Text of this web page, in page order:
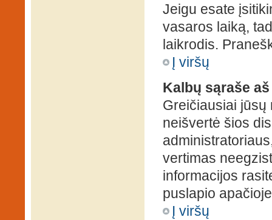
Jeigu esate
vasaros laiką,
laikrodis.
Į viršų
Kalbų sąraše
Greičiausiai jūsų
neišvertė šios
vertimas
informacijos
puslapio
Į viršų